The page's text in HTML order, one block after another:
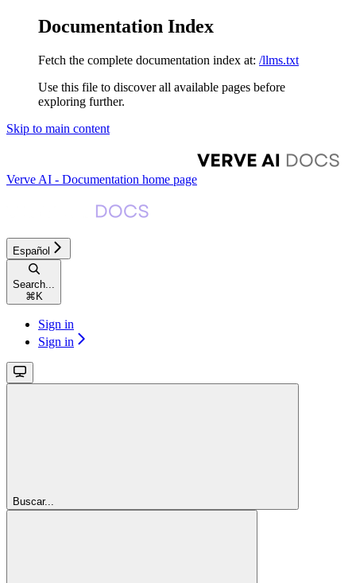
Documentation Index
Fetch the complete documentation index at: /llms.txt
Use this file to discover all available pages before
exploring further.
Skip to main content
Verve AI - Documentation home page
Español
Search...
⌘ K
Sign in
Sign in
Buscar...